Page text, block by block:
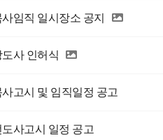
임직 일시장소 공지
사 인허식
고시 및 임직일정 공고
사고시 일정 공고